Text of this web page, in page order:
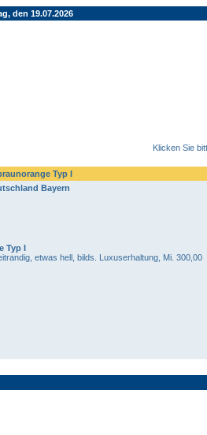
den 19.07.2026
Klicken Sie
Typ I
Bayern
Typ I
etwas hell, bilds. Luxuserhaltung, Mi. 300,00